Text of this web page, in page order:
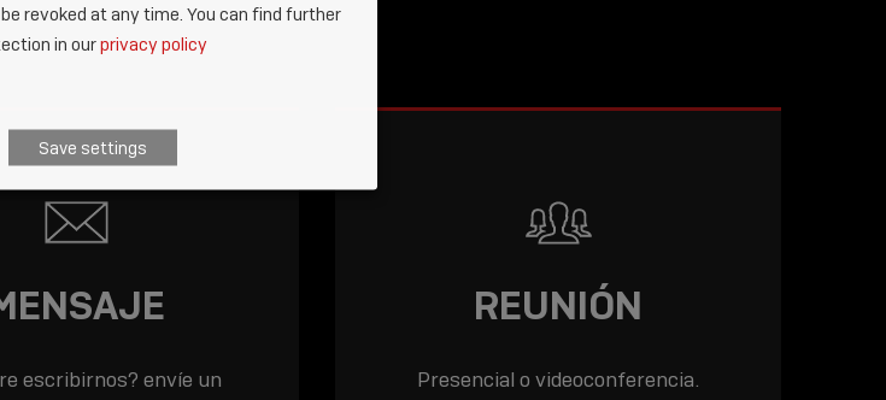
escribirnos? envíe un
REUNIÓN
Presencial o videoconferencia.
revoked at any time. You can find further
in ourprivacy policy
Save settings